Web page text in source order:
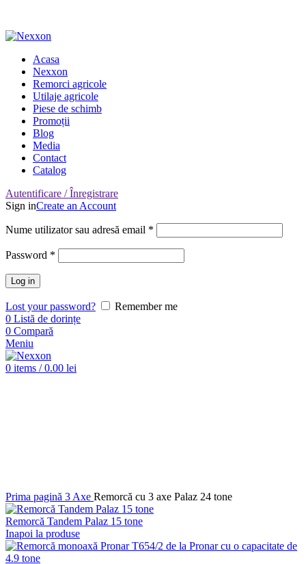
Acasa
Nexxon
Remorci agricole
Utilaje agricole
Piese de schimb
Promoții
Blog
Media
Contact
Catalog
Autentificare / Înregistrare
Sign inCreate an Account
Nume utilizator sau adresă email *
Password *
Log in
Lost your password?
Remember me
0 Listă de dorințe
0 Compară
Meniu
0 items / 0.00 lei
Prima pagină 3 Axe Remorcă cu 3 axe Palaz 24 tone
Remorcă Tandem Palaz 15 tone
Inapoi la produse